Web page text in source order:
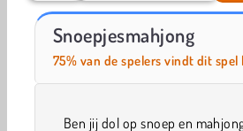
Car Parking City Duel
Snoepjesmahjong
75% van de spelers vindt dit spel
Ben jij dol op snoep en